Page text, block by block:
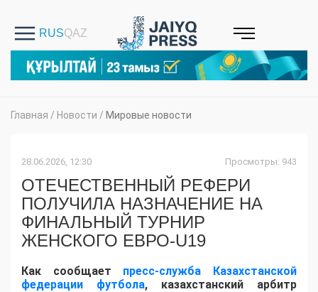
Главная / Новости / Мировые новости
28.06.2026, 12:30 Просмотры: 943
ОТЕЧЕСТВЕННЫЙ РЕФЕРИ
ПОЛУЧИЛА НАЗНАЧЕНИЕ НА
ФИНАЛЬНЫЙ ТУРНИР
ЖЕНСКОГО ЕВРО-U19
Как сообщает пресс-служба Казахстанской
федерации футбола, казахстанский арбитр